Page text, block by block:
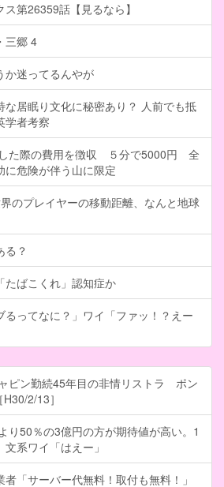
ス第26359話【見るなら】
三郷 4
か迷ってるんやが
な居眠り文化に秘密あり？ 人前でも抵
学者考察
した際の費用を徴収 ５分で5000円 全
危険が伴う山に限定
のプレイヤーの移動距離、なんと地球
る？
たばこくれ」認知症か
るってなに？」ワイ「ファッ！？えー
ピン勤続45年目の非情リストラ ポン
2/13］
り50％の3億円の方が期待値が高い。1
系ワイ「はえー」
「サーバー代無料！取付も無料！」